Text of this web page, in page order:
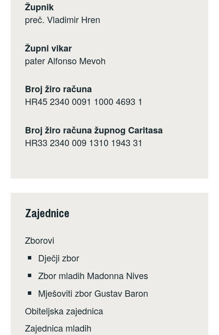
Župnik
preč. Vladimir Hren
Župni vikar
pater Alfonso Mevoh
Broj žiro računa
HR45 2340 0091 1000 4693 1
Broj žiro računa župnog Caritasa
HR33 2340 009 1310 1943 31
Zajednice
Zborovi
Dječji zbor
Zbor mladih Madonna Nives
Mješoviti zbor Gustav Baron
Obiteljska zajednica
Zajednica mladih